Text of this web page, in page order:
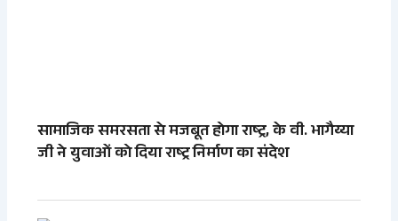
सामाजिक समरसता से मजबूत होगा राष्ट्र, के वी. भागैय्या
जी ने युवाओं को दिया राष्ट्र निर्माण का संदेश